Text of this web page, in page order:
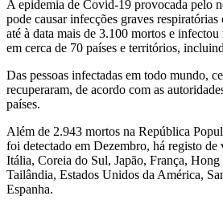
A epidemia de Covid-19 provocada pelo
pode causar infecções graves
até à data mais de 3.100 mortos e infectou
em cerca de 70 países e territórios,
Das pessoas infectadas em todo mundo,
recuperaram, de acordo com as
países.
Além de 2.943 mortos na República
foi detectado em Dezembro, há registo
Itália, Coreia do Sul, Japão, França,
Tailândia, Estados Unidos da América,
Espanha.